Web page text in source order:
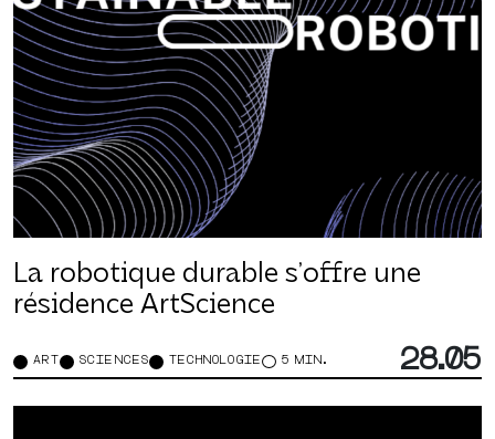
La robotique durable s’offre une
résidence ArtScience
ART SCIENCES TECHNOLOGIE 5 MIN. 28.05